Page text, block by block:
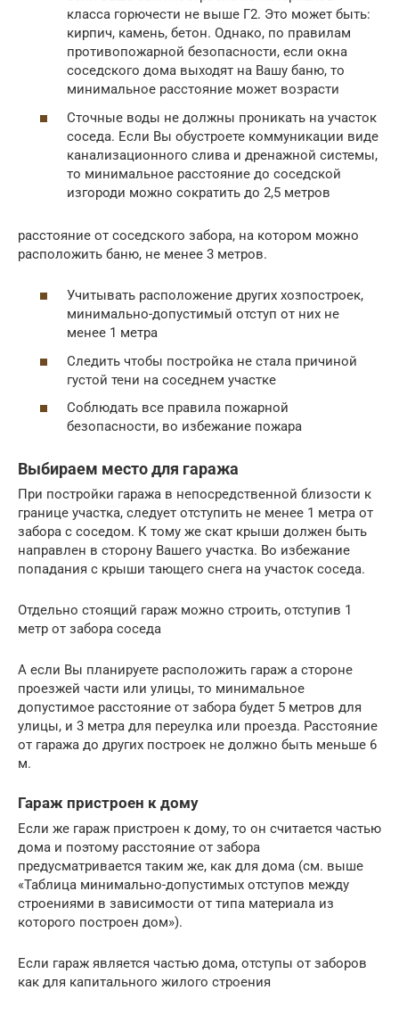
класса горючести не выше Г2. Это может быть:
кирпич, камень, бетон. Однако, по правилам
противопожарной безопасности, если окна
соседского дома выходят на Вашу баню, то
минимальное расстояние может возрасти
Сточные воды не должны проникать на участок
соседа. Если Вы обустроете коммуникации виде
канализационного слива и дренажной системы,
то минимальное расстояние до соседской
изгороди можно сократить до 2,5 метров
расстояние от соседского забора, на котором можно
расположить баню, не менее 3 метров.
Учитывать расположение других хозпостроек,
минимально-допустимый отступ от них не
менее 1 метра
Следить чтобы постройка не стала причиной
густой тени на соседнем участке
Соблюдать все правила пожарной
безопасности, во избежание пожара
Выбираем место для гаража
При постройки гаража в непосредственной близости к
границе участка, следует отступить не менее 1 метра от
забора с соседом. К тому же скат крыши должен быть
направлен в сторону Вашего участка. Во избежание
попадания с крыши тающего снега на участок соседа.
Отдельно стоящий гараж можно строить, отступив 1
метр от забора соседа
А если Вы планируете расположить гараж а стороне
проезжей части или улицы, то минимальное
допустимое расстояние от забора будет 5 метров для
улицы, и 3 метра для переулка или проезда. Расстояние
от гаража до других построек не должно быть меньше 6
м.
Гараж пристроен к дому
Если же гараж пристроен к дому, то он считается частью
дома и поэтому расстояние от забора
предусматривается таким же, как для дома (см. выше
«Таблица минимально-допустимых отступов между
строениями в зависимости от типа материала из
которого построен дом»).
Если гараж является частью дома, отступы от заборов
как для капитального жилого строения